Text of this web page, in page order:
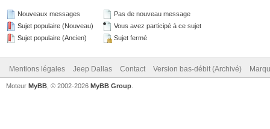
Nouveaux messages
Sujet populaire (Nouveau)
Sujet populaire (Ancien)
Pas de nouveau message
Vous avez participé à ce sujet
Sujet fermé
Mentions légales Jeep Dallas Contact Version bas-débit (Archivé)
Moteur MyBB , © 2002-2026 MyBB Group